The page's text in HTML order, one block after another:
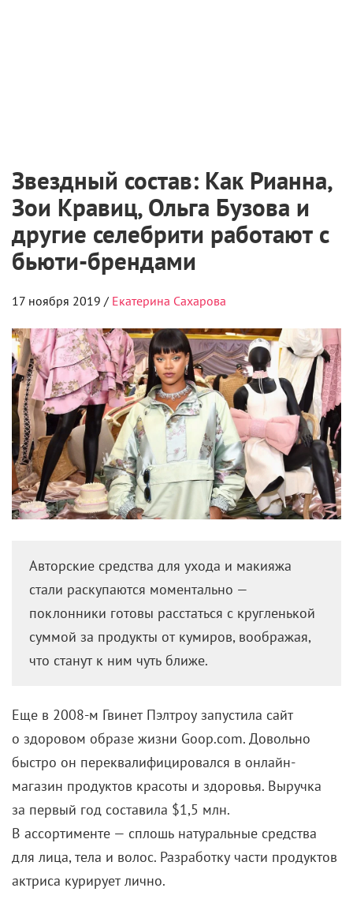
17 ноября 2019 /Екатерина Сахарова
Авторские средства для ухода и макияжа
стали раскупаются моментально —
поклонники готовы расстаться с кругленькой
суммой за продукты от кумиров, воображая,
Еще в 2008-м Гвинет Пэлтроу запустила сайт
о здоровом образе жизни Goop.com. Довольно
быстро он переквалифицировался в онлайн-
магазин продуктов красоты и здоровья. Выручка
В ассортименте — сплошь натуральные средства
для лица, тела и волос. Разработку части продуктов
актриса курирует лично.
Еще недавно на портале, кроме понятных
сывороток и лосьонов, продавались спрей
от энергетических вампиров, в составе которого
значилась «любовь», и камни, заряженные личным
шаманом Гвинет. Из-за сомнительных товаров